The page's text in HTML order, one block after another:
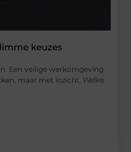
keuzes
Een veilige werkomgeving
maar met inzicht. Welke